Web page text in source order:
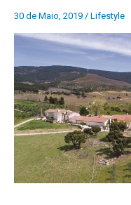
30 de Maio, 2019 / Lifestyle